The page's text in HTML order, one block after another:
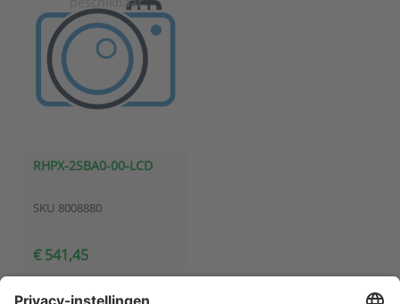
RHPX-2SBA0-00-LCD
SKU 8008880
€ 541,45